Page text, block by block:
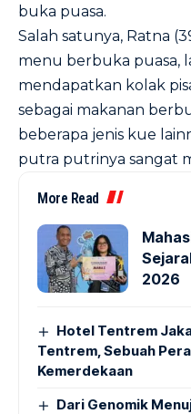
buka puasa.
Salah satunya, Ratna
menu berbuka puasa,
mendapatkan kolak
sebagai makanan
beberapa jenis kue
putra putrinya sangat
More Read
2026
Hotel Tentrem
Tentrem, Sebuah
Kemerdekaan
Dari Genomik